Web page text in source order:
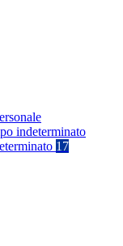
indeterminato
17